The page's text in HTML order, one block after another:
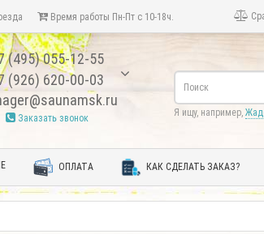
Время работы Пн-Пт с 10-18ч.
(495) 055-12-55
(926) 620-00-03
Заказать звонок Я ищу, например,
ОПЛАТА КАК СДЕЛАТЬ ЗАКАЗ?